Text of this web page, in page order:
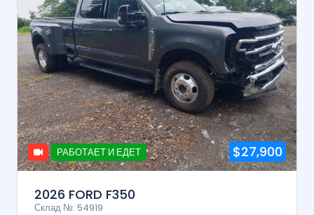
РАБОТАЕТ И ЕДЕТ $27,900
2026 FORD F350
Склад №: 54919